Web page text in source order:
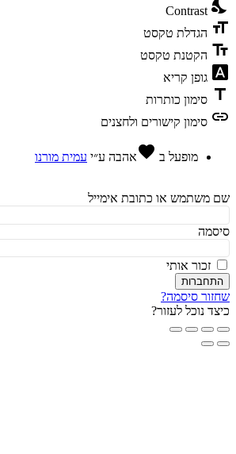
Contrast
הגדלת טקסט
הקטנת טקסט
גופן קריא
סימון כותרות
סימון קישורים ולחצנים
מופעל בfavorite אהבהע״י עמית מורנו
או כתובת אימייל
זכור אותי
סיסמה?
נוכל לעזור?